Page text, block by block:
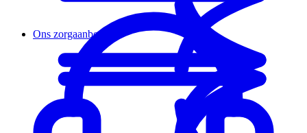
Ons zorgaanbod